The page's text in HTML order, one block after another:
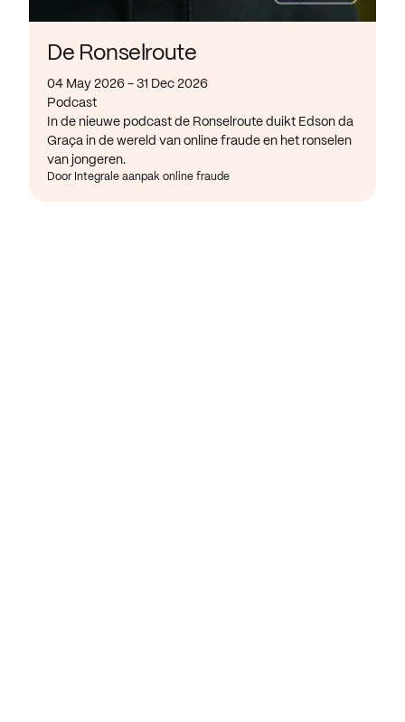
De Ronselroute
04 May 2026 - 31 Dec 2026
Podcast
In de nieuwe podcast de Ronselroute duikt Edson da
Graça in de wereld van online fraude en het ronselen
van jongeren.
Door Integrale aanpak online fraude